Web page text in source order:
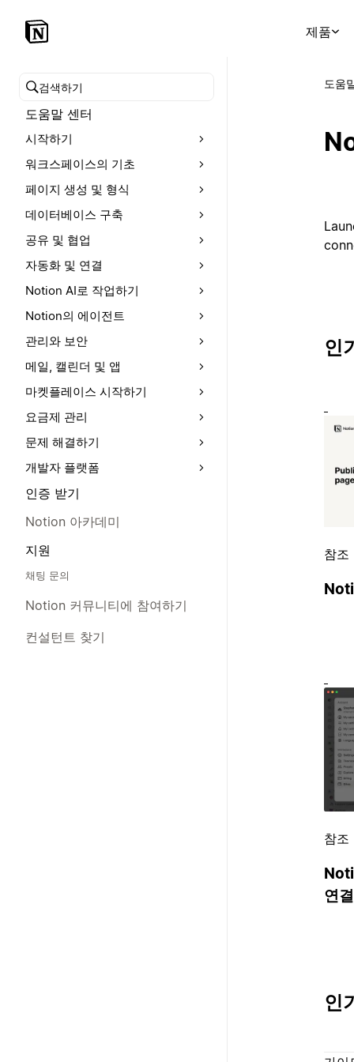
제품
도움말 센터 검색
도움말 센터
시작하기
워크스페이스의 기초
페이지 생성 및 형식
데이터베이스 구축
공유 및 협업
자동화 및 연결
Notion AI로 작업하기
Notion의 에이전트
관리와 보안
메일, 캘린더 및 앱
마켓플레이스 시작하기
요금제 관리
문제 해결하기
개발자 플랫폼
인증 받기
Notion 아카데미
지원
채팅 문의
Notion 커뮤니티에 참여하기
컨설턴트 찾기
도움
인
참조
참조
연
인